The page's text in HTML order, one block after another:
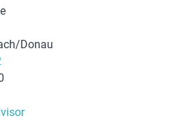
Donau